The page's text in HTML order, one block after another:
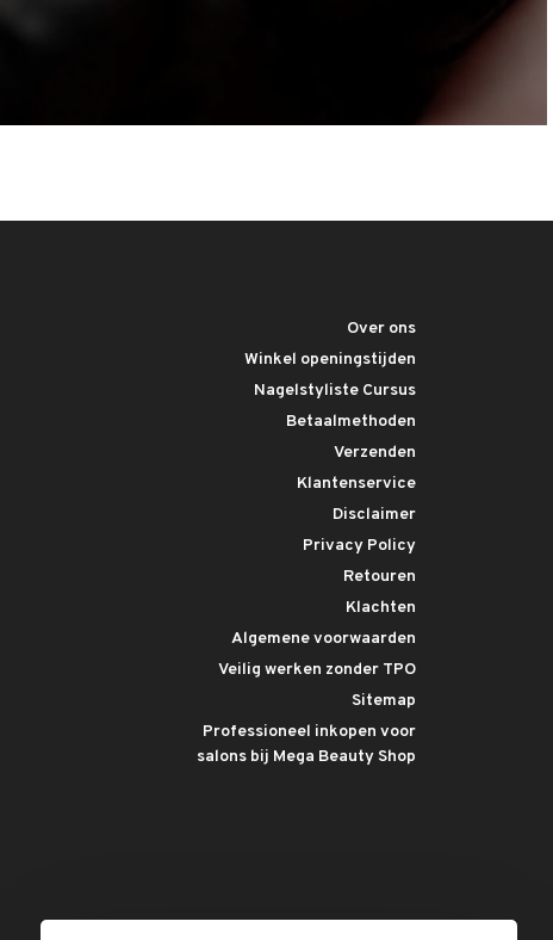
Over ons
Winkel openingstijden
Nagelstyliste Cursus
Betaalmethoden
Verzenden
Klantenservice
Disclaimer
Privacy Policy
Retouren
Klachten
Algemene voorwaarden
Veilig werken zonder TPO
Sitemap
Professioneel inkopen voor
salons bij Mega Beauty Shop